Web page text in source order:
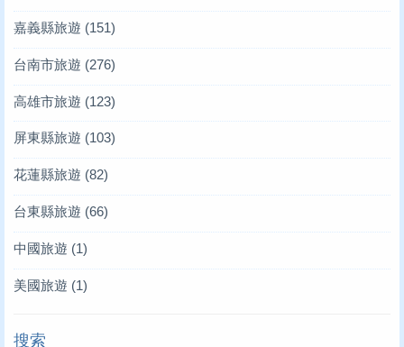
嘉義縣旅遊 (151)
台南市旅遊 (276)
高雄市旅遊 (123)
屏東縣旅遊 (103)
花蓮縣旅遊 (82)
台東縣旅遊 (66)
中國旅遊 (1)
美國旅遊 (1)
搜索